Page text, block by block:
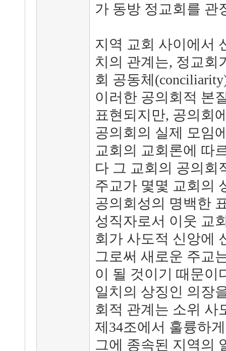
가 동방 정교회를 관
지역 교회 사이에서
치의 관계는, 정교회
회 공동체
이러한 공의회적 본
표현되지만, 공의회
공의회의 실제 모임
교회의 교회론에 따
다 그 교회의 공의회
주교가 몇몇 교회의
공의회성의 명백한
성직자로서 이웃 교
회가 사도적 신앙에
그로써 새로운 주교
이 될 것이기 때문이
일치의 상징인 의장
회적 관계는 소위 사
제34조에서 훌륭하
그에 종속된 지역의